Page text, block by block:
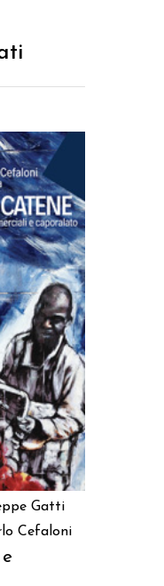
Gatti
Cefaloni